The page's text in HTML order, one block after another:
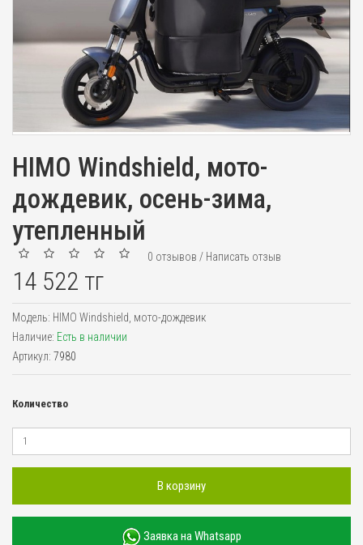
HIMO Windshield, мото-
дождевик, осень-зима,
утепленный
0 отзывов / Написать отзыв
14 522 тг
Модель: HIMO Windshield, мото-дождевик
Наличие: Есть в наличии
Артикул: 7980
Количество
В корзину
Заявка на Whatsapp